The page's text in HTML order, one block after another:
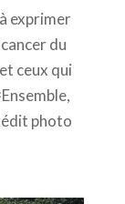
exprimer
du
ceux qui
photo